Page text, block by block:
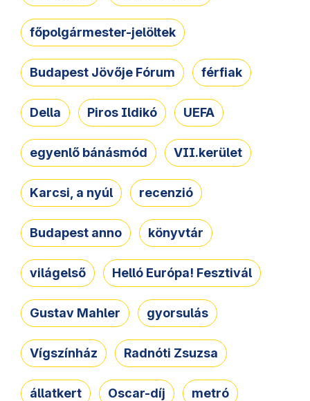
főpolgármester-jelöltek
Budapest Jövője Fórum férfiak
Della Piros Ildikó UEFA
egyenlő bánásmód VII.kerület
Karcsi, a nyúl recenzió
Budapest anno könyvtár
világelső Helló Európa! Fesztivál
Gustav Mahler gyorsulás
Vígszínház Radnóti Zsuzsa
állatkert Oscar-díj metró